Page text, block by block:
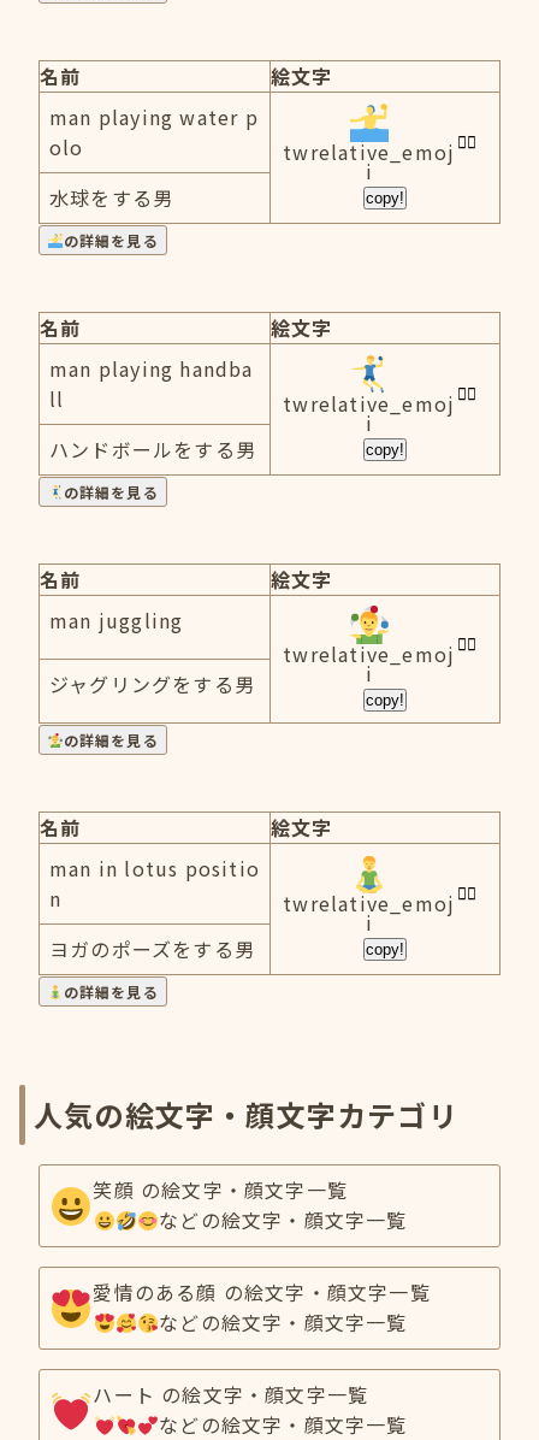
名前
絵文字
man playing water p
olo
twrelative_emoj
i
copy!
水球をする男
の詳細を見る
名前
絵文字
man playing handba
ll
twrelative_emoj
i
copy!
ハンドボールをする男
の詳細を見る
名前
絵文字
man juggling
twrelative_emoj
i
copy!
ジャグリングをする男
の詳細を見る
名前
絵文字
man in lotus positio
n
twrelative_emoj
i
copy!
ヨガのポーズをする男
の詳細を見る
人気の絵文字・顔文字カテゴリ
笑顔 の絵文字・顔文字一覧
などの絵文字・顔文字一覧
愛情のある顔 の絵文字・顔文字一覧
などの絵文字・顔文字一覧
ハート の絵文字・顔文字一覧
などの絵文字・顔文字一覧